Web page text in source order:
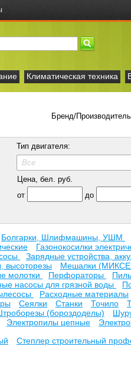
Климатическая техника
Бренд/
Тип двигателя:
Все
Цена, бел. руб.
от
до
Болгарки, Шлифмашины, УШМ
Газонокосилки
Зарядные устройства,
высоторезы Мешалки
молотки Перфораторы
насосы для грязной воды
Расходные материалы
Сеялки Станки Точило
(бороздоделы)
Электропилы цепные
Степлер строительный